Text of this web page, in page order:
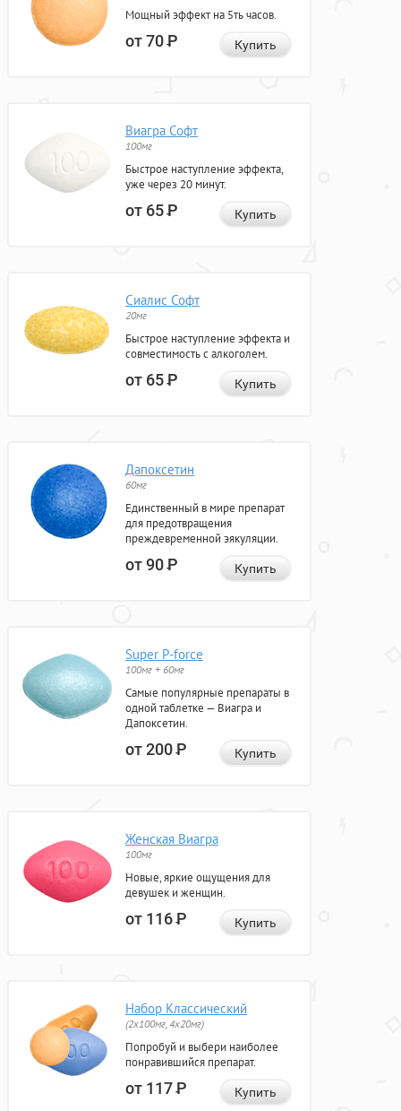
Мощный эффект на 5ть часов.
от 70Р Купить
Виагра Софт
100мг
Быстрое наступление эффекта,
уже через 20 минут.
от 65Р Купить
Сиалис Софт
20мг
Быстрое наступление эффекта и
совместимость с алкоголем.
от 65Р Купить
Дапоксетин
60мг
Единственный в мире препарат
для предотвращения
преждевременной эякуляции.
от 90Р Купить
Super P-force
100мг + 60мг
Самые популярные препараты в
одной таблетке — Виагра и
Дапоксетин.
от 200Р Купить
Женская Виагра
100мг
Новые, яркие ощущения для
девушек и женщин.
от 116Р Купить
Набор Классический
(2x100мг, 4x20мг)
Попробуй и выбери наиболее
понравившийся препарат.
от 117Р Купить